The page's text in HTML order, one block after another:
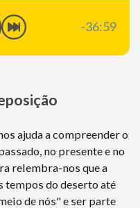
-36:59
ajuda a compreender o
no presente e no
relembra-nos que a
tempos do deserto até
de nós" e ser parte